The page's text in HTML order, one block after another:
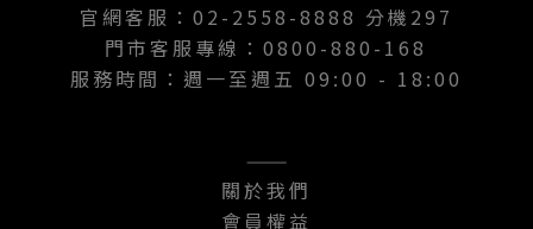
官網客服：02-2558-8888 分機297
門市客服專線：0800-880-168
服務時間：週一至週五 09:00 - 18:00
———
關於我們
會員權益